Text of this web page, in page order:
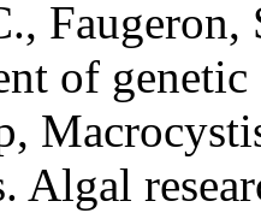
of
Algal